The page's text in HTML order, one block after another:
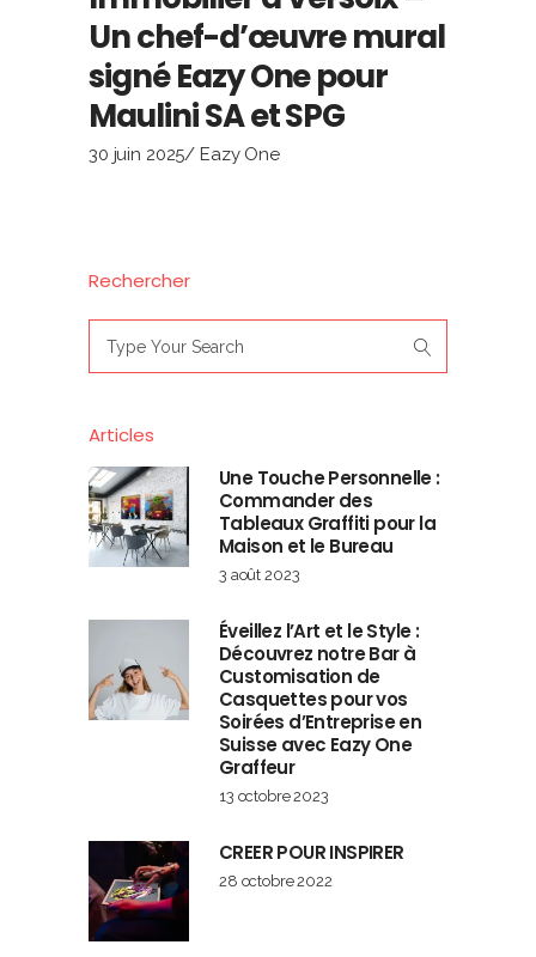
Un chef-d’œuvre mural
signé Eazy One pour
Maulini SA et SPG
30 juin 2025 Eazy One
Rechercher
for:
Articles
Une Touche Personnelle :
Commander des
Tableaux Graffiti pour la
Maison et le Bureau
3 août 2023
Éveillez l’Art et le Style :
Découvrez notre Bar à
Customisation de
Casquettes pour vos
Soirées d’Entreprise en
Suisse avec Eazy One
Graffeur
13 octobre 2023
CREER POUR INSPIRER
28 octobre 2022